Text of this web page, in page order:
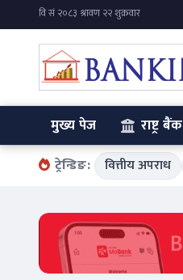
मुख्य पेज राष्ट्र बैंक
ट्रेन्डिङ: वित्तीय अपराध